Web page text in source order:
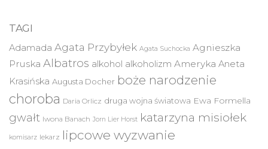
TAGI
Adamada Agata Przybyłek Agata Suchocka Agnieszka
Pruska Albatros alkohol alkoholizm Ameryka Aneta
Krasińska Augusta Docher boże narodzenie
choroba Daria Orlicz druga wojna światowa Ewa Formella
gwałt Iwona Banach Jorn Lier Horst katarzyna misiołek
komisarz lekarz lipcowe wyzwanie